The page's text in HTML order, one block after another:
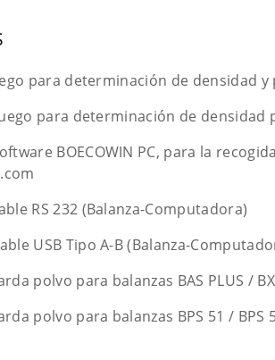
para determinación de densidad
para determinación de
BOECOWIN PC, para la
RS 232 (Balanza-Computadora)
USB Tipo A-B (Balanza-
polvo para balanzas BAS PLUS /
polvo para balanzas BPS 51 / BPS